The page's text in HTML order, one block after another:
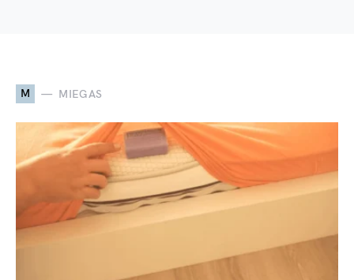
M MIEGAS